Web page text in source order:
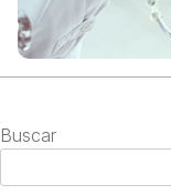
Buscar